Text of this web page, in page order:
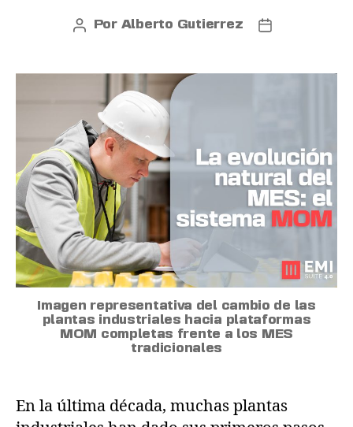
Por Alberto Gutierrez
Imagen representativa del cambio de las
plantas industriales hacia plataformas
MOM completas frente a los MES
tradicionales
En la última década, muchas plantas